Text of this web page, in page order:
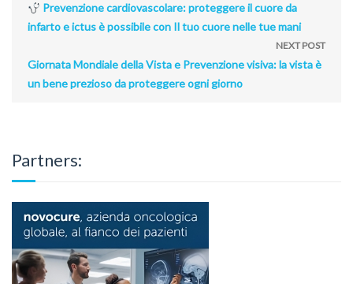
Prevenzione cardiovascolare: proteggere il cuore da
infarto e ictus è possibile con Il tuo cuore nelle tue mani
NEXT POST
Giornata Mondiale della Vista e Prevenzione visiva: la vista è
un bene prezioso da proteggere ogni giorno
Partners: